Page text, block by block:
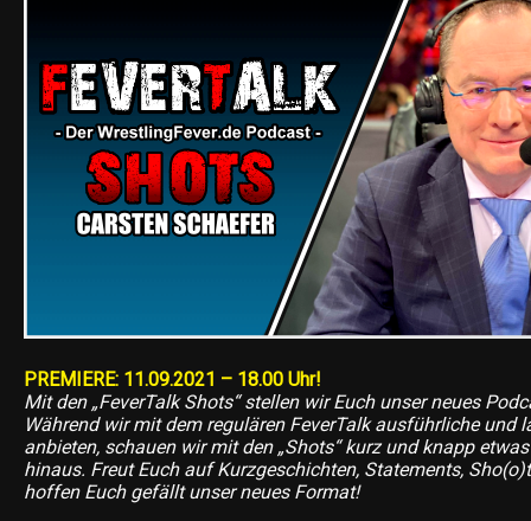
PREMIERE: 11.09.2021 – 18.00 Uhr!
Mit den „FeverTalk Shots“ stellen wir Euch unser neues
Während wir mit dem regulären FeverTalk ausführliche und
anbieten, schauen wir mit den „Shots“ kurz und knapp
hinaus. Freut Euch auf Kurzgeschichten, Statements,
hoffen Euch gefällt unser neues Format!